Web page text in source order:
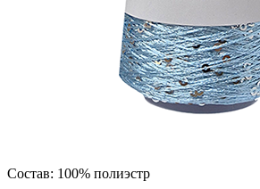
Состав: 100% полиэстр